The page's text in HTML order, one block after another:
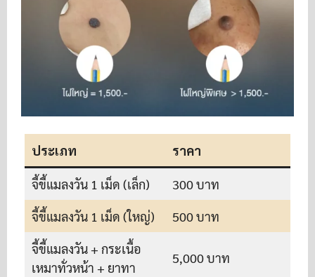
ประเภท ราคา
จี้ขี้แมลงวัน 1 เม็ด (เล็ก)
300 บาท
จี้ขี้แมลงวัน 1 เม็ด (ใหญ่)
500 บาท
จี้ขี้แมลงวัน + กระเนื้อ
เหมาทั่วหน้า + ยาทา
5,000 บาท